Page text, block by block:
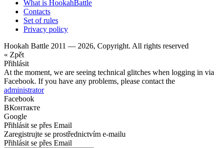
What is HookahBattle
Contacts
Set of rules
Privacy policy
Hookah Battle 2011 — 2026, Copyright. All rights reserved
« Zpět
Přihlásit
At the moment, we are seeing technical glitches when logging in via
Facebook. If you have any problems, please contact the
administrator
Facebook
ВКонтакте
Google
Přihlásit se přes Email
Zaregistrujte se prostřednictvím e-mailu
Přihlásit se přes Email